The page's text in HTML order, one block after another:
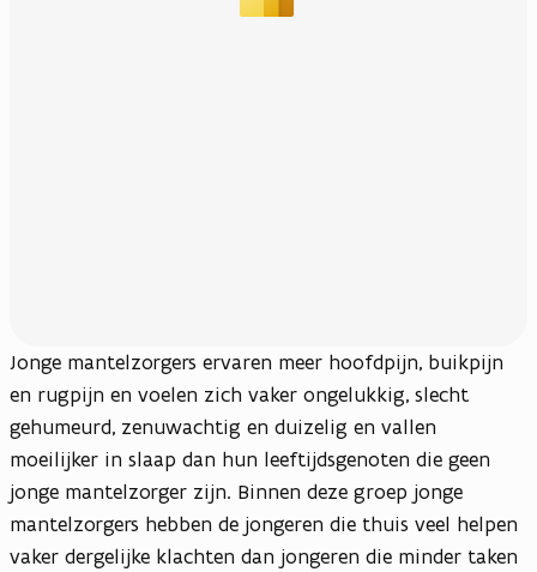
Jonge mantelzorgers ervaren meer hoofdpijn, buikpijn
en rugpijn en voelen zich vaker ongelukkig, slecht
gehumeurd, zenuwachtig en duizelig en vallen
moeilijker in slaap dan hun leeftijdsgenoten die geen
jonge mantelzorger zijn. Binnen deze groep jonge
mantelzorgers hebben de jongeren die thuis veel helpen
vaker dergelijke klachten dan jongeren die minder taken